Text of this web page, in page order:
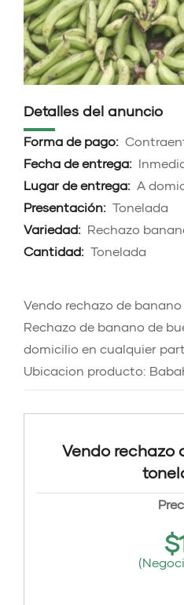
Detalles del anuncio
Forma de pago:
Fecha de entrega:
Lugar de entrega: A
Presentación: Tonelada
Variedad: Rechazo
Cantidad: Tonelada
Vendo rechazo de
Rechazo de banano de
domicilio en cualquier
Ubicacion producto:
Vendo rechazo
$